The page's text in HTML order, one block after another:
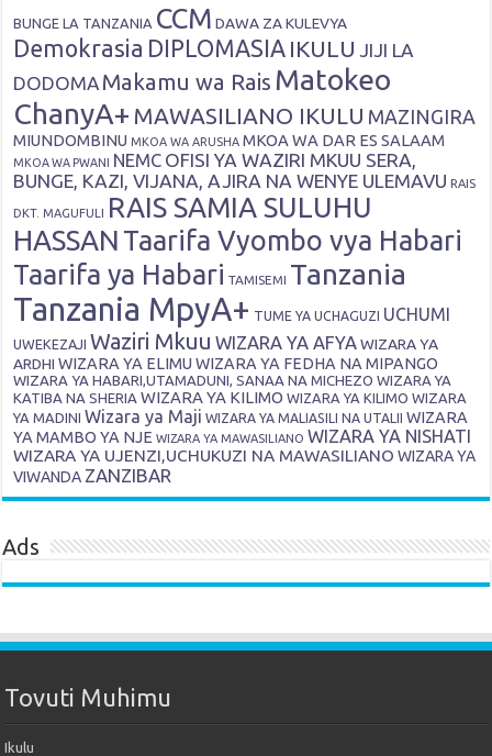
BUNGE LA TANZANIA CCM DAWA ZA KULEVYA
Demokrasia DIPLOMASIA IKULU JIJI LA
DODOMA Makamu wa Rais Matokeo
ChanyA+ MAWASILIANO IKULU MAZINGIRA
MIUNDOMBINU MKOA WA ARUSHA MKOA WA DAR ES SALAAM
MKOA WA PWANI NEMC OFISI YA WAZIRI MKUU SERA,
BUNGE, KAZI, VIJANA, AJIRA NA WENYE ULEMAVU RAIS
DKT. MAGUFULI RAIS SAMIA SULUHU
HASSAN Taarifa Vyombo vya Habari
Taarifa ya Habari TAMISEMI Tanzania
Tanzania MpyA+ TUME YA UCHAGUZI UCHUMI
UWEKEZAJI Waziri Mkuu WIZARA YA AFYA WIZARA YA
ARDHI WIZARA YA ELIMU WIZARA YA FEDHA NA MIPANGO
WIZARA YA HABARI,UTAMADUNI, SANAA NA MICHEZO WIZARA YA
KATIBA NA SHERIA WIZARA YA KILIMO WIZARA YA KILIMO WIZARA
YA MADINI Wizara ya Maji WIZARA YA MALIASILI NA UTALII WIZARA
YA MAMBO YA NJE WIZARA YA MAWASILIANO WIZARA YA NISHATI
WIZARA YA UJENZI,UCHUKUZI NA MAWASILIANO WIZARA YA
VIWANDA ZANZIBAR
Ads
Tovuti Muhimu
Ikulu